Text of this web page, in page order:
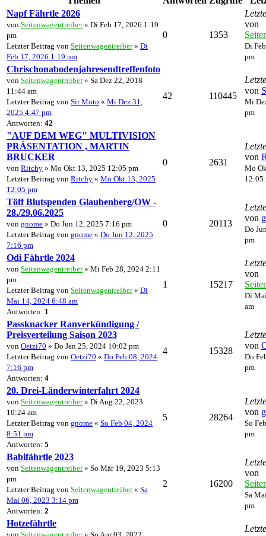
Napf Fährtle 2026
von Seitenwagentreiber» Di Feb 17, 2026 1:19
pm
Letzter Beitrag von Seitenwagentreiber« Di
Feb 17, 2026 1:19 pm
0 1353
von
Di
pm
Chrischonabodenjahresendtreffenfoto
von Seitenwagentreiber» Sa Dez 22, 2018
11:44 am
Letzter Beitrag von Sir Moto « Mi Dez 31,
2025 4:47 pm
Antworten: 42
42 110445
von
Mi
pm
"AUF DEM WEG" MULTIVISION
PRÄSENTATION , MARTIN
BRUCKER
von Ritchy » Mo Okt 13, 2025 12:05 pm
Letzter Beitrag von Ritchy « Mo Okt 13, 2025
12:05 pm
0 2631
von
Mo
12:05
Töff Blutspenden Glaubenberg/OW -
28./29.06.2025
von gnome » Do Jun 12, 2025 7:16 pm
Letzter Beitrag von gnome « Do Jun 12, 2025
7:16 pm
0 20113
von
Do
pm
Odi Fährtle 2024
von Seitenwagentreiber» Mi Feb 28, 2024 2:11
pm
Letzter Beitrag von Seitenwagentreiber« Di
Mai 14, 2024 6:48 am
Antworten: 1
1 15217
von
Di
am
Passknacker Ranverkündigung /
Preisverteilung Saison 2023
von Oetzi70 » Do Jan 25, 2024 10:02 pm
Letzter Beitrag von Oetzi70 « Do Feb 08, 2024
7:16 pm
Antworten: 4
4 15328
von
Do
pm
20. Drei-Länderwinterfahrt 2024
von Seitenwagentreiber» Di Aug 22, 2023
10:24 am
Letzter Beitrag von gnome « So Feb 04, 2024
8:51 pm
Antworten: 5
5 28264
von
So
pm
Babifährtle 2023
von Seitenwagentreiber» So Mär 19, 2023 5:13
pm
Letzter Beitrag von Seitenwagentreiber« Sa
Mai 06, 2023 3:14 pm
Antworten: 2
2 16200
von
Sa
pm
Hotzefährtle